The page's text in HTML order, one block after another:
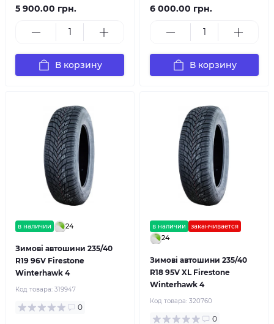
5 900.00 грн.
В корзину
6 000.00 грн.
В корзину
в наличии 24
Зимові автошини 235/40
R19 96V Firestone
Winterhawk 4
Код товара: 319947
0
в наличии заканчивается
24
Зимові автошини 235/40
R18 95V XL Firestone
Winterhawk 4
Код товара: 320760
0